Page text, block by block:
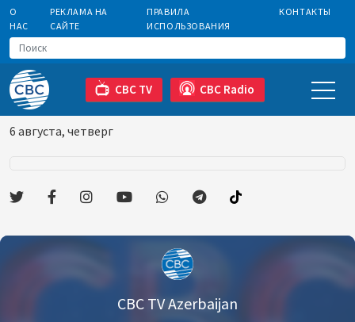
О
НАС
РЕКЛАМА НА
САЙТЕ
ПРАВИЛА
ИСПОЛЬЗОВАНИЯ
КОНТАКТЫ
CBC TV CBC Radio
6 августа, четверг
CBC TV Azerbaijan